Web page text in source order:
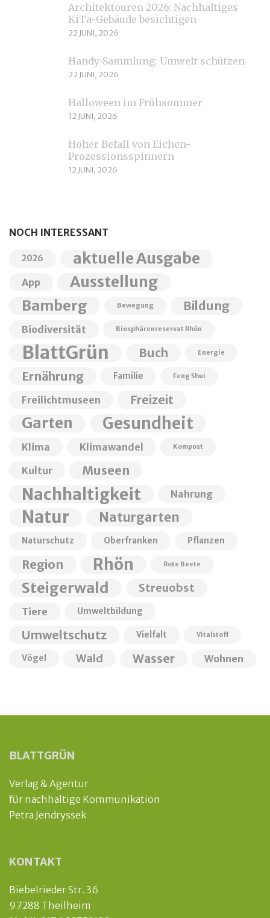
Architektouren 2026: Nachhaltiges
KiTa-Gebäude besichtigen
22 JUNI, 2026
Handy-Sammlung: Umwelt schützen
22 JUNI, 2026
Halloween im Frühsommer
12 JUNI, 2026
Hoher Befall von Eichen-
Prozessionsspinnern
12 JUNI, 2026
NOCH INTERESSANT
2026 aktuelle Ausgabe
App Ausstellung
Bamberg Bewegung Bildung
Biodiversität Biosphärenreservat Rhön
BlattGrün Buch Energie
Ernährung Familie Feng Shui
Freilichtmuseen Freizeit
Garten Gesundheit
Klima Klimawandel Kompost
Kultur Museen
Nachhaltigkeit Nahrung
Natur Naturgarten
Naturschutz Oberfranken Pflanzen
Region Rhön Rote Beete
Steigerwald Streuobst
Tiere Umweltbildung
Umweltschutz Vielfalt Vitalstoff
Vögel Wald Wasser Wohnen
BLATTGRÜN
Verlag & Agentur
für nachhaltige Kommunikation
Petra Jendryssek
KONTAKT
Biebelrieder Str. 36
97288 Theilheim